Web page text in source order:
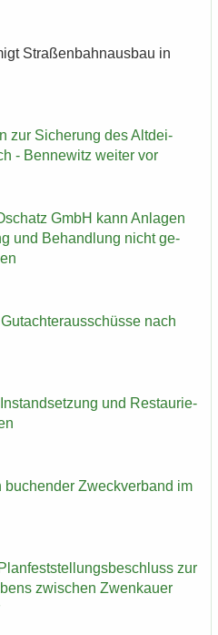
Stra­ßen­bahn­aus­bau in
zur Si­che­rung des Alt­dei­
- Ben­ne­witz wei­ter vor
GmbH kann An­la­gen
und Be­hand­lung nicht ge­
nach
und Re­stau­rie­
bu­chen­der Zweck­ver­band im
zur
zwi­schen Zwenkau­er